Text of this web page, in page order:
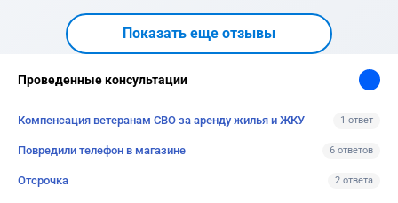
Показать еще отзывы
Проведенные консультации
Компенсация ветеранам СВО за аренду жилья и ЖКУ 1 ответ
Повредили телефон в магазине 6 ответов
Отсрочка 2 ответа